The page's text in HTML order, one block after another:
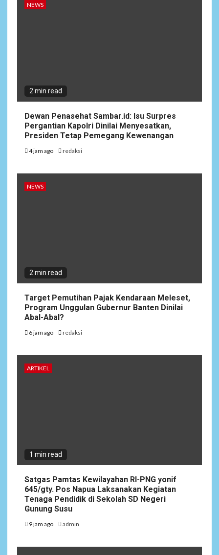
NEWS
2 min read
Dewan Penasehat Sambar.id: Isu Surpres
Pergantian Kapolri Dinilai Menyesatkan,
Presiden Tetap Pemegang Kewenangan
4 jam ago redaksi
NEWS
2 min read
Target Pemutihan Pajak Kendaraan Meleset,
Program Unggulan Gubernur Banten Dinilai
Abal-Abal?
6 jam ago redaksi
ARTIKEL
1 min read
Satgas Pamtas Kewilayahan RI-PNG yonif
645/gty. Pos Napua Laksanakan Kegiatan
Tenaga Pendidik di Sekolah SD Negeri
Gunung Susu
9 jam ago admin